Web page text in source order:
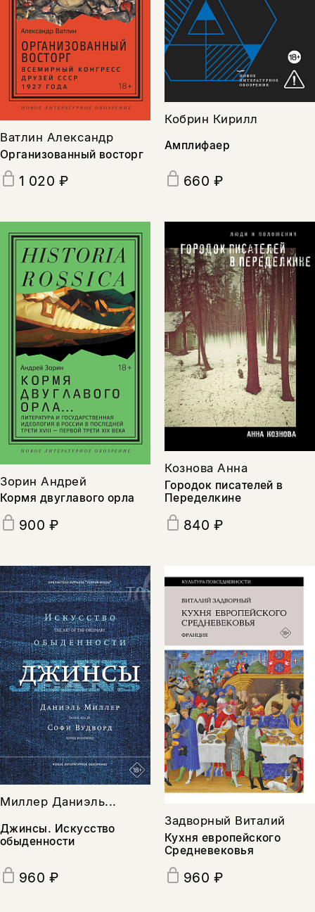
Ватлин Александр
Организованный восторг
1 020 ₽
Кобрин Кирилл
Амплифаер
660 ₽
Зорин Андрей
Кормя двуглавого орла
900 ₽
Кознова Анна
Городок писателей в
Переделкине
840 ₽
Миллер Даниэль...
Джинсы. Искусство
обыденности
960 ₽
Задворный Виталий
Кухня европейского
Средневековья
960 ₽